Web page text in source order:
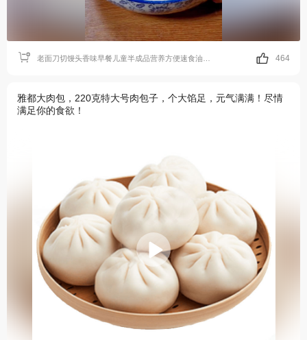
464
雅都大肉包，220克特大号肉包子，个大馅足，元气满满！尽情
满足你的食欲！